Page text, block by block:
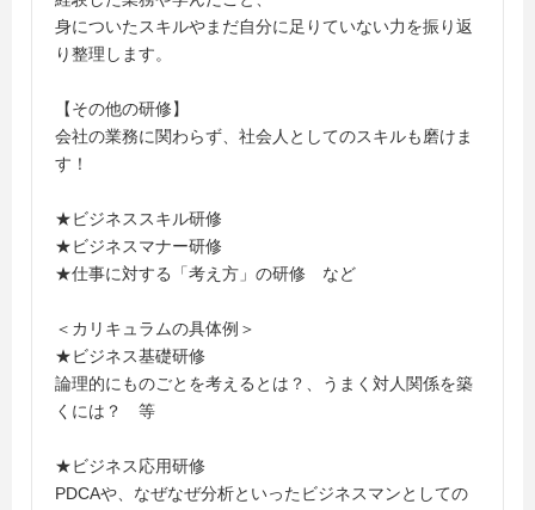
身についたスキルやまだ自分に足りていない力を振り返
り整理します。
【その他の研修】
会社の業務に関わらず、社会人としてのスキルも磨けま
す！
★ビジネススキル研修
★ビジネスマナー研修
★仕事に対する「考え方」の研修 など
＜カリキュラムの具体例＞
★ビジネス基礎研修
論理的にものごとを考えるとは？、うまく対人関係を築
くには？ 等
★ビジネス応用研修
PDCAや、なぜなぜ分析といったビジネスマンとしての